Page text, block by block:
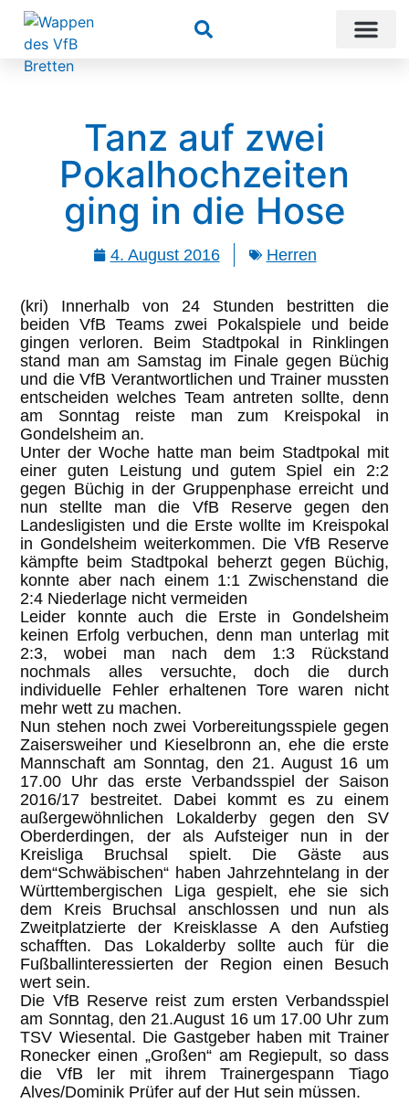
Suchen
Tanz auf zwei
Pokalhochzeiten
ging in die Hose
4. August 2016 Herren
(kri) Innerhalb von 24 Stunden bestritten die
beiden VfB Teams zwei Pokalspiele und beide
gingen verloren. Beim Stadtpokal in Rinklingen
stand man am Samstag im Finale gegen Büchig
und die VfB Verantwortlichen und Trainer mussten
entscheiden welches Team antreten sollte, denn
am Sonntag reiste man zum Kreispokal in
Gondelsheim an.
Unter der Woche hatte man beim Stadtpokal mit
einer guten Leistung und gutem Spiel ein 2:2
gegen Büchig in der Gruppenphase erreicht und
nun stellte man die VfB Reserve gegen den
Landesligisten und die Erste wollte im Kreispokal
in Gondelsheim weiterkommen. Die VfB Reserve
kämpfte beim Stadtpokal beherzt gegen Büchig,
konnte aber nach einem 1:1 Zwischenstand die
2:4 Niederlage nicht vermeiden
Leider konnte auch die Erste in Gondelsheim
keinen Erfolg verbuchen, denn man unterlag mit
2:3, wobei man nach dem 1:3 Rückstand
nochmals alles versuchte, doch die durch
individuelle Fehler erhaltenen Tore waren nicht
mehr wett zu machen.
Nun stehen noch zwei Vorbereitungsspiele gegen
Zaisersweiher und Kieselbronn an, ehe die erste
Mannschaft am Sonntag, den 21. August 16 um
17.00 Uhr das erste Verbandsspiel der Saison
2016/17 bestreitet. Dabei kommt es zu einem
außergewöhnlichen Lokalderby gegen den SV
Oberderdingen, der als Aufsteiger nun in der
Kreisliga Bruchsal spielt. Die Gäste aus
dem“Schwäbischen“ haben Jahrzehntelang in der
Württembergischen Liga gespielt, ehe sie sich
dem Kreis Bruchsal anschlossen und nun als
Zweitplatzierte der Kreisklasse A den Aufstieg
schafften. Das Lokalderby sollte auch für die
Fußballinteressierten der Region einen Besuch
wert sein.
Die VfB Reserve reist zum ersten Verbandsspiel
am Sonntag, den 21.August 16 um 17.00 Uhr zum
TSV Wiesental. Die Gastgeber haben mit Trainer
Ronecker einen „Großen“ am Regiepult, so dass
die VfB ler mit ihrem Trainergespann Tiago
Alves/Dominik Prüfer auf der Hut sein müssen.